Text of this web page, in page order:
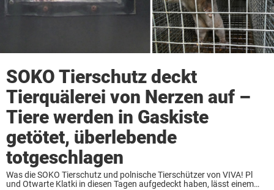
SOKO Tierschutz deckt
Tierquälerei von Nerzen auf –
Tiere werden in Gaskiste
getötet, überlebende
totgeschlagen
Was die SOKO Tierschutz und polnische Tierschützer von VIVA! Pl
und Otwarte Klatki in diesen Tagen aufgedeckt haben, lässt einem